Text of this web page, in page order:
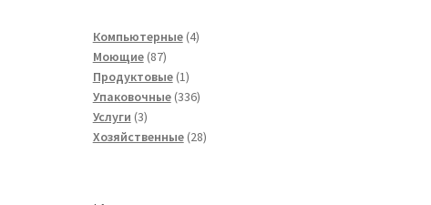
Компьютерные 44
Моющие 8787
товаров
Продуктовые 11
товар
Упаковочные 336336
Услуги 33
товара
Хозяйственные 2828